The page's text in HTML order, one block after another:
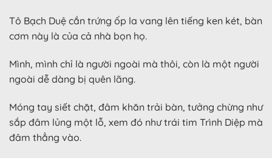
Tô Bạch Duệ cắn trứng ốp la vang lên tiếng ken két, bàn
cơm này là của cả nhà bọn họ.
Mình, mình chỉ là người ngoài mà thôi, còn là một người
ngoài dễ dàng bị quên lãng.
Móng tay siết chặt, đâm khăn trải bàn, tưởng chừng như
sắp đâm lủng một lỗ, xem đó như trái tim Trình Diệp mà
đâm thẳng vào.